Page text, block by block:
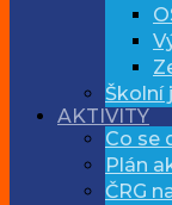
Školní
AKTIVITY
Co se
Plán
ČRG